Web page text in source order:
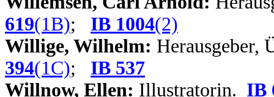
619(1B); IB 1004(2)
Willige, Wilhelm: Herausgeber,
394(1C); IB 537
Willnow, Ellen: Illustratorin. IB